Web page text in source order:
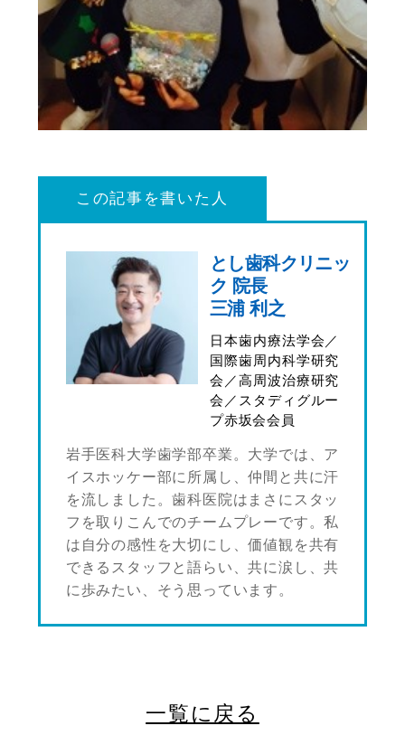
この記事を書いた人
とし歯科クリニッ
ク 院長
三浦 利之
日本歯内療法学会／
国際歯周内科学研究
会／高周波治療研究
会／スタディグルー
プ赤坂会会員
岩手医科大学歯学部卒業。大学では、ア
イスホッケー部に所属し、仲間と共に汗
を流しました。歯科医院はまさにスタッ
フを取りこんでのチームプレーです。私
は自分の感性を大切にし、価値観を共有
できるスタッフと語らい、共に涙し、共
に歩みたい、そう思っています。
一覧に戻る